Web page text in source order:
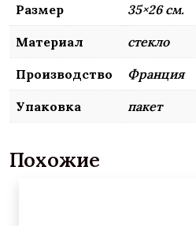
Размер 35×26 см.
Материал стекло
Производство Франция
Упаковка пакет
Похожие